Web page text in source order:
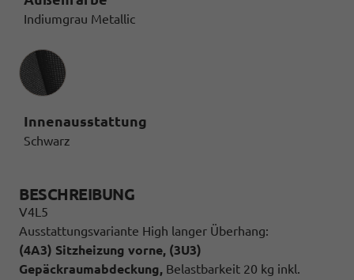
Indiumgrau Metallic
Innenausstattung
Innenausstattung
Schwarz
BESCHREIBUNG
V4L5
Ausstattungsvariante High langer Überhang:
(4A3) Sitzheizung vorne, (3U3)
Gepäckraumabdeckung, Belastbarkeit 20 kg inkl.